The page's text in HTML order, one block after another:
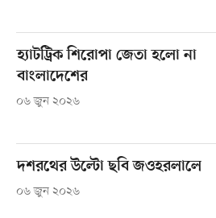
হ্যাটট্রিক শিরোপা জেতা হলো না
বাংলাদেশের
০৬ জুন ২০২৬
দশরথের উল্টো ছবি জওহরলালে
০৬ জুন ২০২৬